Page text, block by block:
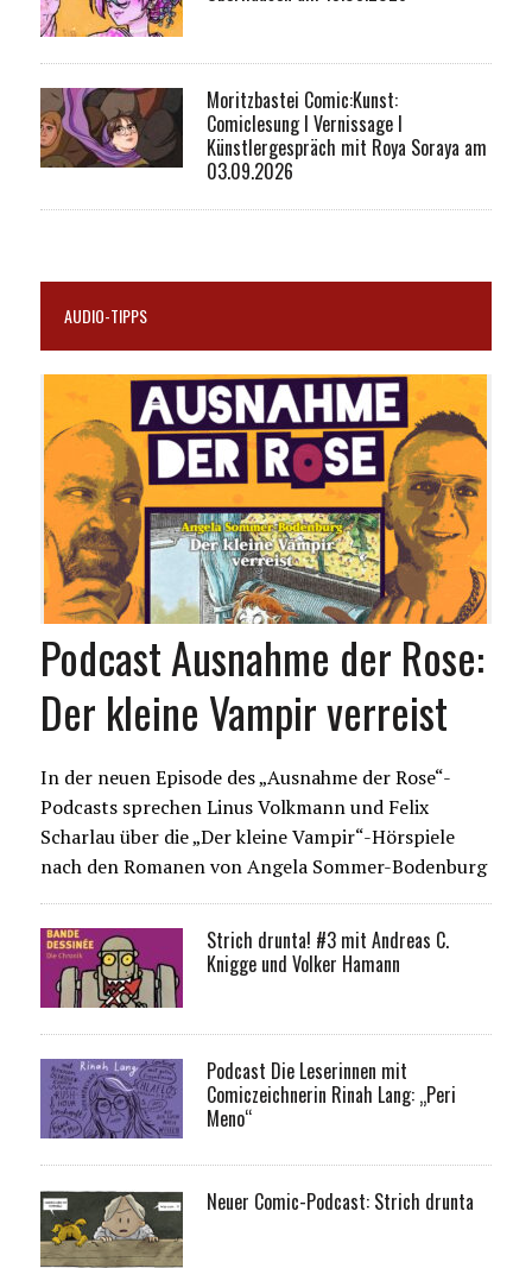
Moritzbastei Comic:Kunst:
Comiclesung I Vernissage I
Künstlergespräch mit Roya Soraya am
03.09.2026
AUDIO-TIPPS
Podcast Ausnahme der Rose:
Der kleine Vampir verreist
In der neuen Episode des „Ausnahme der Rose“-
Podcasts sprechen Linus Volkmann und Felix
Scharlau über die „Der kleine Vampir“-Hörspiele
nach den Romanen von Angela Sommer-Bodenburg
Strich drunta! #3 mit Andreas C.
Knigge und Volker Hamann
Podcast Die Leserinnen mit
Comiczeichnerin Rinah Lang: „Peri
Meno“
Neuer Comic-Podcast: Strich drunta